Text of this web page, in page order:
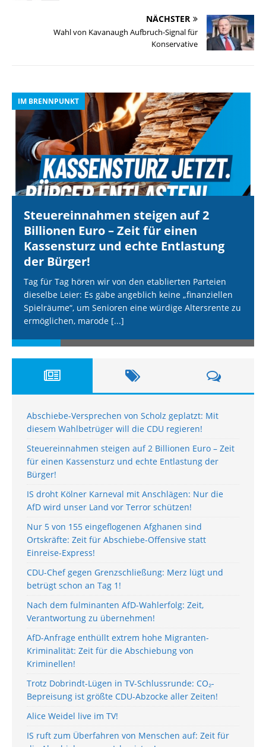
NÄCHSTER
Wahl von Kavanaugh Aufbruch-Signal für
Konservative
IM BRENNPUNKT
Steuereinnahmen steigen auf 2
Billionen Euro – Zeit für einen
Kassensturz und echte Entlastung
der Bürger!
Tag für Tag hören wir von den etablierten Parteien
dieselbe Leier: Es gäbe angeblich keine „finanziellen
Spielräume“, um Senioren eine würdige Altersrente zu
ermöglichen, marode [...]
Abschiebe-Versprechen von Scholz geplatzt: Mit
diesem Wahlbetrüger will die CDU regieren!
Steuereinnahmen steigen auf 2 Billionen Euro – Zeit
für einen Kassensturz und echte Entlastung der
Bürger!
IS droht Kölner Karneval mit Anschlägen: Nur die
AfD wird unser Land vor Terror schützen!
Nur 5 von 155 eingeflogenen Afghanen sind
Ortskräfte: Zeit für Abschiebe-Offensive statt
Einreise-Express!
CDU-Chef gegen Grenzschließung: Merz lügt und
betrügt schon an Tag 1!
Nach dem fulminanten AfD-Wahlerfolg: Zeit,
Verantwortung zu übernehmen!
AfD-Anfrage enthüllt extrem hohe Migranten-
Kriminalität: Zeit für die Abschiebung von
Kriminellen!
Trotz Dobrindt-Lügen in TV-Schlussrunde: CO₂-
Bepreisung ist größte CDU-Abzocke aller Zeiten!
Alice Weidel live im TV!
IS ruft zum Überfahren von Menschen auf: Zeit für